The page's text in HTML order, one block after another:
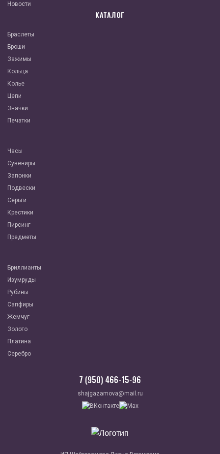
Новости
КАТАЛОГ
Браслеты
Броши
Зажимы
Кольца
Колье
Цепи
Значки
Печатки
Часы
Сувениры
Запонки
Подвески
Серьги
Крестики
Пирсинг
Предметы
Бриллианты
Изумруды
Рубины
Сапфиры
Жемчуг
Золото
Платина
Серебро
7 (950) 466-15-96
shajgazamova@mail.ru